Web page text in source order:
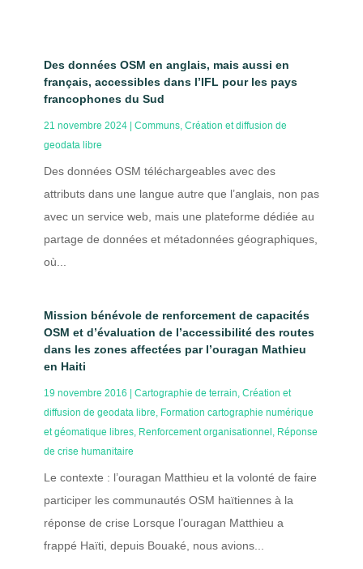
Des données OSM en anglais, mais aussi en
français, accessibles dans l’IFL pour les pays
francophones du Sud
21 novembre 2024| Communs, Création et diffusion de
geodata libre
Des données OSM téléchargeables avec des
attributs dans une langue autre que l’anglais, non pas
avec un service web, mais une plateforme dédiée au
partage de données et métadonnées géographiques,
où...
Mission bénévole de renforcement de capacités
OSM et d’évaluation de l’accessibilité des routes
dans les zones affectées par l’ouragan Mathieu
en Haiti
19 novembre 2016 | Cartographie de terrain Création et
diffusion de geodata libre Formation cartographie numérique
et géomatique libres, Renforcement organisationnel Réponse
de crise humanitaire
Le contexte : l’ouragan Matthieu et la volonté de faire
participer les communautés OSM haïtiennes à la
réponse de crise Lorsque l’ouragan Matthieu a
frappé Haïti, depuis Bouaké, nous avions...